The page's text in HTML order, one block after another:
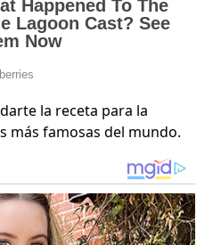
la receta para la
más famosas del mundo.